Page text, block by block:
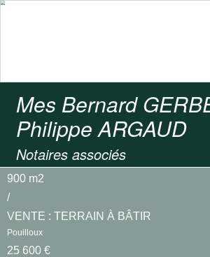
Mes Bernard
Philippe ARGAUD
Notaires associés
900 m2
/
VENTE : TERRAIN À BÂTIR
Pouilloux
25 600 €